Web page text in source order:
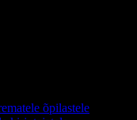
õpilastele